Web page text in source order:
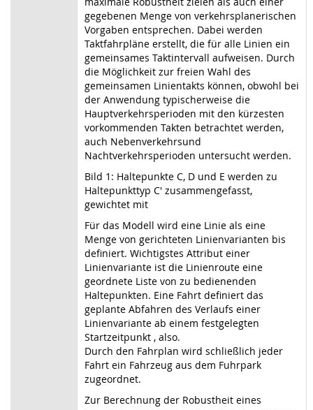
gegebenen Menge von verkehrsplanerischen
Vorgaben entsprechen. Dabei werden
Taktfahrpläne erstellt, die für alle Linien ein
gemeinsames Taktintervall aufweisen. Durch
die Möglichkeit zur freien Wahl des
gemeinsamen Linientakts können, obwohl bei
der Anwendung typischerweise die
Hauptverkehrsperioden mit den kürzesten
vorkommenden Takten betrachtet werden,
auch Nebenverkehrsund
Nachtverkehrsperioden untersucht werden.
Bild 1: Haltepunkte C, D und E werden zu
Haltepunkttyp C' zusammengefasst,
gewichtet mit
Für das Modell wird eine Linie als eine
Menge von gerichteten Linienvarianten bis
definiert. Wichtigstes Attribut einer
Linienvariante ist die Linienroute eine
geordnete Liste von zu bedienenden
Haltepunkten. Eine Fahrt definiert das
geplante Abfahren des Verlaufs einer
Linienvariante ab einem festgelegten
Startzeitpunkt , also.
Durch den Fahrplan wird schließlich jeder
Fahrt ein Fahrzeug aus dem Fuhrpark
zugeordnet.
Zur Berechnung der Robustheit eines